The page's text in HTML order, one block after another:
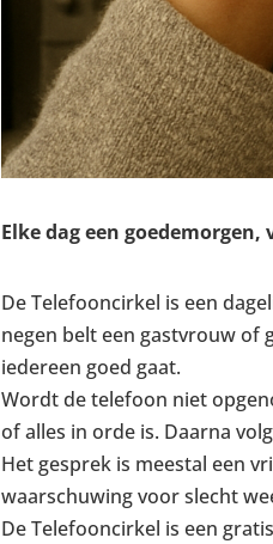
Elke dag een
De Telefooncirkel is een
negen belt een gastvrouw of
iedereen goed gaat.
Wordt de telefoon niet
of alles in orde is. Daarna
Het gesprek is meestal een
waarschuwing voor slecht
De Telefooncirkel is een